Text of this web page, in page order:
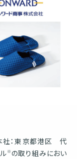
CO., Ltd.
社：東京都港区 代
※ の取り組みにおい